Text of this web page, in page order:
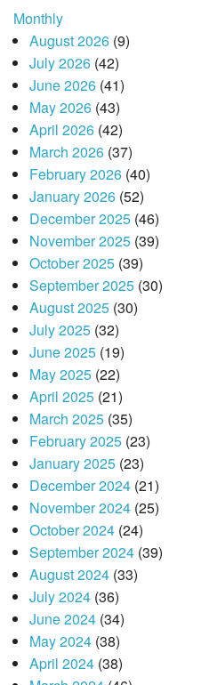
Monthly
August 2026(9)
July 2026(42)
June 2026(41)
May 2026(43)
April 2026(42)
March 2026(37)
February 2026(40)
January 2026(52)
December 2025(46)
November 2025(39)
October 2025(39)
September 2025(30)
August 2025(30)
July 2025(32)
June 2025(19)
May 2025(22)
April 2025(21)
March 2025(35)
February 2025(23)
January 2025(23)
December 2024(21)
November 2024(25)
October 2024(24)
September 2024(39)
August 2024(33)
July 2024(36)
June 2024(34)
May 2024(38)
April 2024(38)